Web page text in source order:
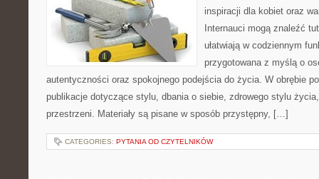
inspiracji dla kobiet oraz
Internauci mogą znaleźć
ułatwiają w codziennym
przygotowana z myślą o
autentyczności oraz spokojnego podejścia do życia. W obrębie
publikacje dotyczące stylu, dbania o siebie, zdrowego stylu
przestrzeni. Materiały są pisane w sposób przystępny, […]
CATEGORIES: PYTANIA OD CZYTELNIKÓW